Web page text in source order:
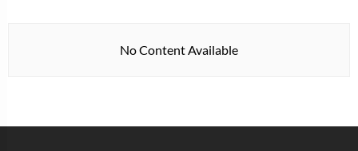
No Content Available